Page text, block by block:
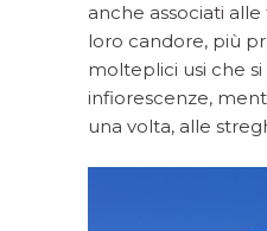
anche associati
loro candore, più
molteplici usi che
infiorescenze,
una volta, alle